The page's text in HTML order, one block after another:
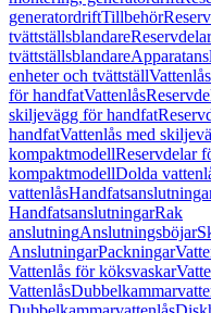
generatordriftTillbehör
tvättställsblandare
tvättställsblandare
enheter och tvättställ
för handfatVattenlås
skiljevägg för handfat
handfatVattenlås med
kompaktmodellReservdelar
kompaktmodellDolda
vattenlås
HandfatsanslutningarRak
anslutningAnslutningsböjar
AnslutningarPackningar
Vattenlås för köksvaskar
Vattenlås